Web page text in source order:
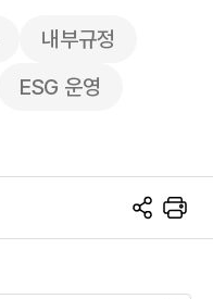
내부규정
ESG 운영
S
N
프
린